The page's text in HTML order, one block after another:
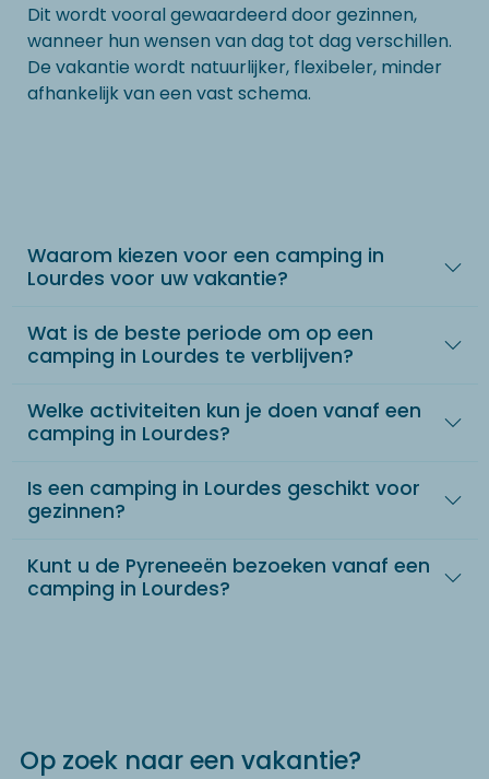
Dit wordt vooral gewaardeerd door gezinnen,
wanneer hun wensen van dag tot dag verschillen.
De vakantie wordt natuurlijker, flexibeler, minder
afhankelijk van een vast schema.
Waarom kiezen voor een camping in
Lourdes voor uw vakantie?
Wat is de beste periode om op een
camping in Lourdes te verblijven?
Welke activiteiten kun je doen vanaf een
camping in Lourdes?
Is een camping in Lourdes geschikt voor
gezinnen?
Kunt u de Pyreneeën bezoeken vanaf een
camping in Lourdes?
Op zoek naar een vakantie?